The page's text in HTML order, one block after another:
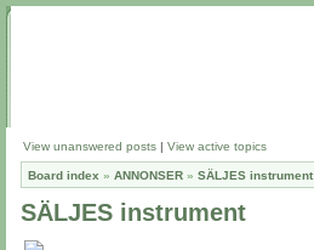
View unanswered posts | View active topics
Board index » ANNONSER » SÄLJES instrument
SÄLJES instrument